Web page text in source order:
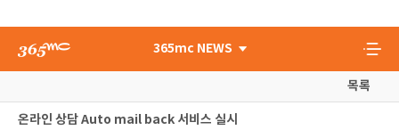
365mc NEWS
목록
온라인 상담 Auto mail back 서비스 실시